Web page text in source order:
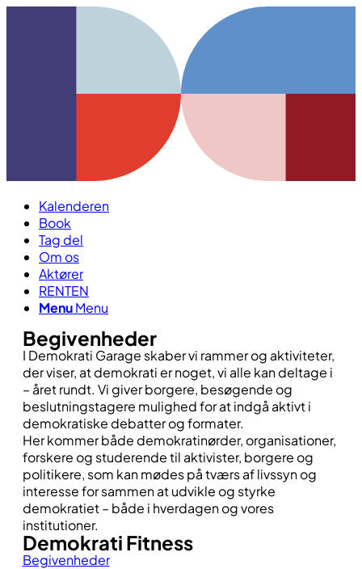
Kalenderen
Book
Tag del
Om os
Aktører
RENTEN
MenuMenu
Begivenheder
I Demokrati Garage skaber vi rammer og aktiviteter,
der viser, at demokrati er noget, vi alle kan deltage i
– året rundt. Vi giver borgere, besøgende og
beslutningstagere mulighed for at indgå aktivt i
demokratiske debatter og formater.
Her kommer både demokratinørder, organisationer,
forskere og studerende til aktivister, borgere og
politikere, som kan mødes på tværs af livssyn og
interesse for sammen at udvikle og styrke
demokratiet – både i hverdagen og vores
institutioner.
Demokrati Fitness
Begivenheder